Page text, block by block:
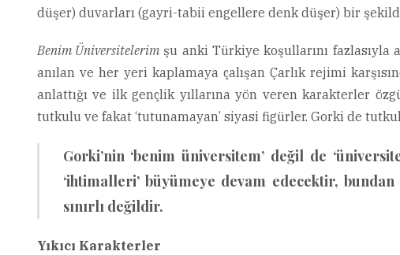
düşer) duvarları (gayri-tabii engellere denk düşer) bir
Benim Üniversitelerimşu anki Türkiye koşullarını fazlasıyla
anılan ve her yeri kaplamaya çalışan Çarlık rejimi
anlattığı ve ilk gençlik yıllarına yön veren karakterler
tutkulu ve fakat ‘tutunamayan’ siyasi figürler. Gorki de
Gorki’nin ‘benim üniversitem’ değil de
‘ihtimalleri’ büyümeye devam edecektir,
sınırlı değildir.
Yıkıcı Karakterler